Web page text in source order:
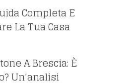
Completa E
La Tua Casa
A Brescia: È
Un’analisi